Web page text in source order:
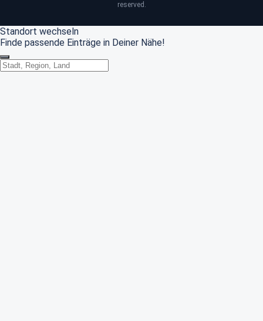
reserved.
Standort wechseln
Finde passende Einträge in Deiner Nähe!
Standort wechseln